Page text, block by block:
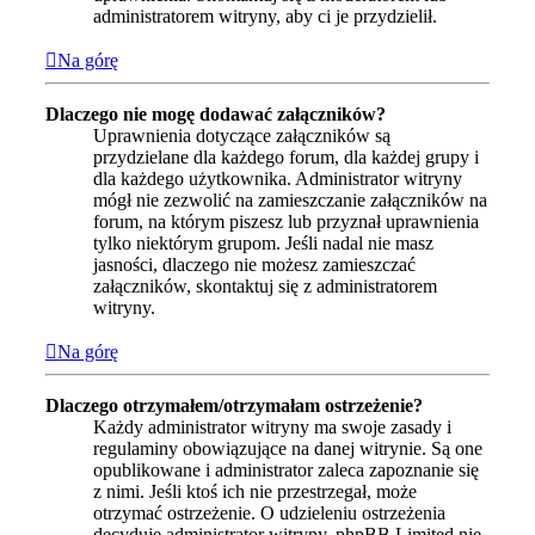
administratorem witryny, aby ci je przydzielił.
Na górę
Dlaczego nie mogę dodawać załączników?
Uprawnienia dotyczące załączników są
przydzielane dla każdego forum, dla każdej grupy i
dla każdego użytkownika. Administrator witryny
mógł nie zezwolić na zamieszczanie załączników na
forum, na którym piszesz lub przyznał uprawnienia
tylko niektórym grupom. Jeśli nadal nie masz
jasności, dlaczego nie możesz zamieszczać
załączników, skontaktuj się z administratorem
witryny.
Na górę
Dlaczego otrzymałem/otrzymałam ostrzeżenie?
Każdy administrator witryny ma swoje zasady i
regulaminy obowiązujące na danej witrynie. Są one
opublikowane i administrator zaleca zapoznanie się
z nimi. Jeśli ktoś ich nie przestrzegał, może
otrzymać ostrzeżenie. O udzieleniu ostrzeżenia